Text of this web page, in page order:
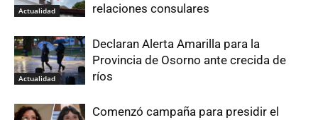
Actualidad
relaciones consulares
Actualidad
Declaran Alerta Amarilla para la
Provincia de Osorno ante crecida de
ríos
Comenzó campaña para presidir el